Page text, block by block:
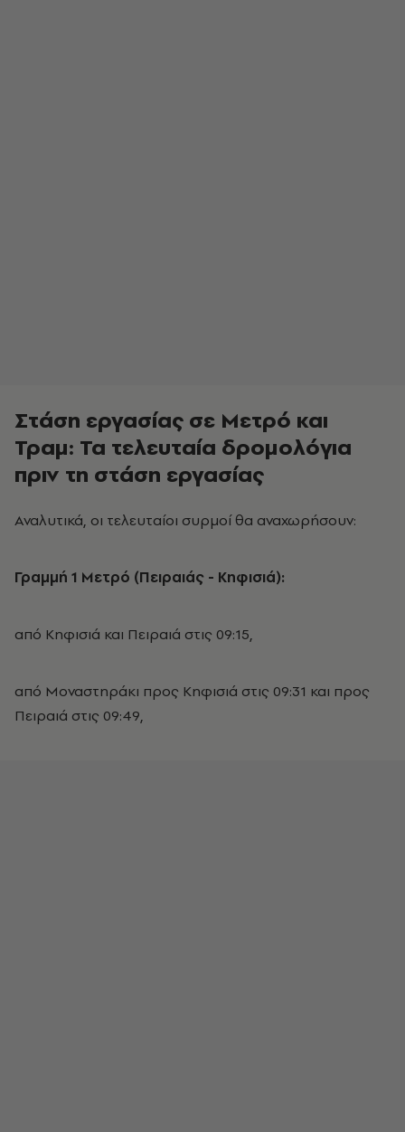
Στάση εργασίας σε Μετρό και
Τραμ: Τα τελευταία δρομολόγια
πριν τη στάση εργασίας
Αναλυτικά, οι τελευταίοι συρμοί θα αναχωρήσουν:
Γραμμή 1 Μετρό (Πειραιάς - Κηφισιά):
από Κηφισιά και Πειραιά στις 09:15,
από Μοναστηράκι προς Κηφισιά στις 09:31 και προς
Πειραιά στις 09:49,